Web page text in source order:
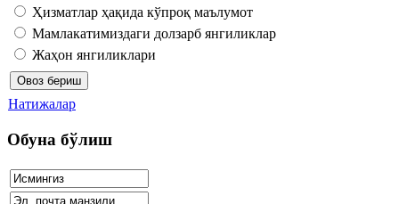
Ҳизматлар ҳақида кўпроқ маълумот
Мамлакатимиздаги долзарб янгиликлар
Жаҳон янгиликлари
Натижалар
Обуна бўлиш